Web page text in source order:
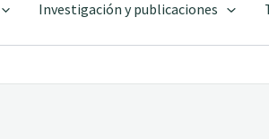
Investigación y publicaciones